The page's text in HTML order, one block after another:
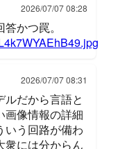
2026/07/07 08:28
かつ罠。
2026/07/07 08:31
だから言語と
画像情報の詳細
いう回路が備わ
衆には分からん